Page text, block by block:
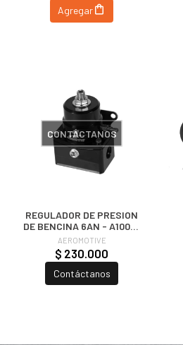
Agregar
CONTÁCTANOS
REGULADOR DE PRESION
DE BENCINA 6AN - A1000-
6 NEGRO | AEROMOTIVE
AEROMOTIVE
$ 230.000
Contáctanos